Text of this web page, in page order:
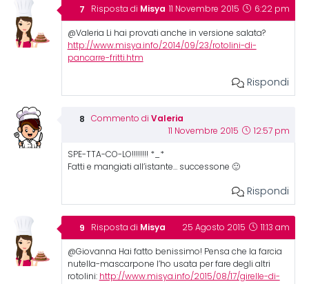
Risposta di Misya 11 Novembre 2015 6:22 pm
@Valeria Li hai provati anche in versione salata?
http://www.misya.info/2014/09/23/rotolini-di-
pancarre-fritti.htm
Rispondi
Commento di Valeria
11 Novembre 2015 12:57 pm
SPE-TTA-CO-LO!!!!!!!! *_*
Fatti e mangiati all’istante… successone 🙂
Rispondi
Risposta di Misya 25 Agosto 2015 11:13 am
@Giovanna Hai fatto benissimo! Pensa che la farcia
nutella-mascarpone l’ho usata per fare degli altri
rotolini: http://www.misya.info/2015/08/17/girelle-di-